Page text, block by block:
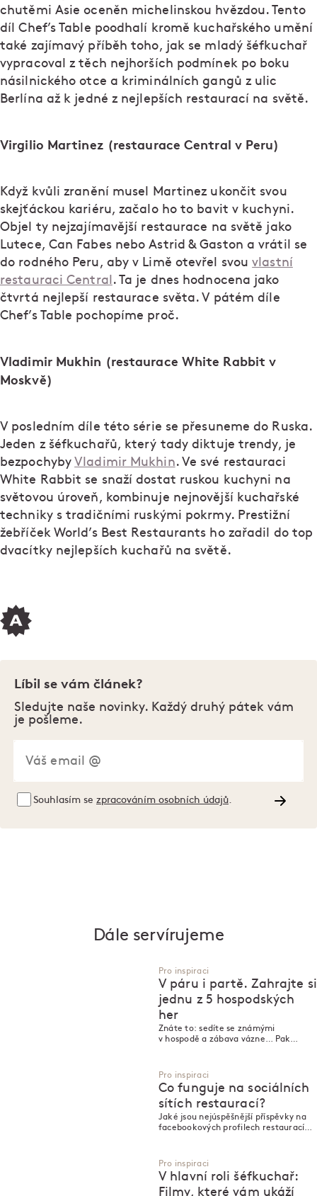
chutěmi Asie oceněn michelinskou hvězdou. Tento
díl Chef’s Table poodhalí kromě kuchařského umění
také zajímavý příběh toho, jak se mladý šéfkuchař
vypracoval z těch nejhorších podmínek po boku
násilnického otce a kriminálních gangů z ulic
Berlína až k jedné z nejlepších restaurací na světě.
Virgilio Martinez (restaurace Central v Peru)
Když kvůli zranění musel Martinez ukončit svou
skejťáckou kariéru, začalo ho to bavit v kuchyni.
Objel ty nejzajímavější restaurace na světě jako
Lutece, Can Fabes nebo Astrid & Gaston a vrátil se
do rodného Peru, aby v Limě otevřel svouvlastní
restauraci Central . Ta je dnes hodnocena jako
čtvrtá nejlepší restaurace světa. V pátém díle
Chef’s Table pochopíme proč.
Vladimir Mukhin (restaurace White Rabbit v
Moskvě)
V posledním díle této série se přesuneme do Ruska.
Jeden z šéfkuchařů, který tady diktuje trendy, je
bezpochybyVladimir Mukhin. Ve své restauraci
White Rabbit se snaží dostat ruskou kuchyni na
světovou úroveň, kombinuje nejnovější kuchařské
techniky s tradičními ruskými pokrmy. Prestižní
žebříček World’s Best Restaurants ho zařadil do top
dvacítky nejlepších kuchařů na světě.
Líbil se vám článek?
Sledujte naše novinky. Každý druhý pátek vám
je pošleme.
Souhlasím se zpracováním osobních údajů
Dále servírujeme
Pro inspiraci
V páru i partě. Zahrajte si
jednu z 5 hospodských
her
Znáte to: sedíte se známými
v hospodě a zábava vázne… Pak
hry se hodí (nejen) do hospody?
Pro inspiraci
Co funguje na sociálních
sítích restaurací?
Jaké jsou nejúspěšnější příspěvky na
facebookových profilech restaurací
Pro inspiraci
V hlavní roli šéfkuchař:
Filmy, které vám ukáží